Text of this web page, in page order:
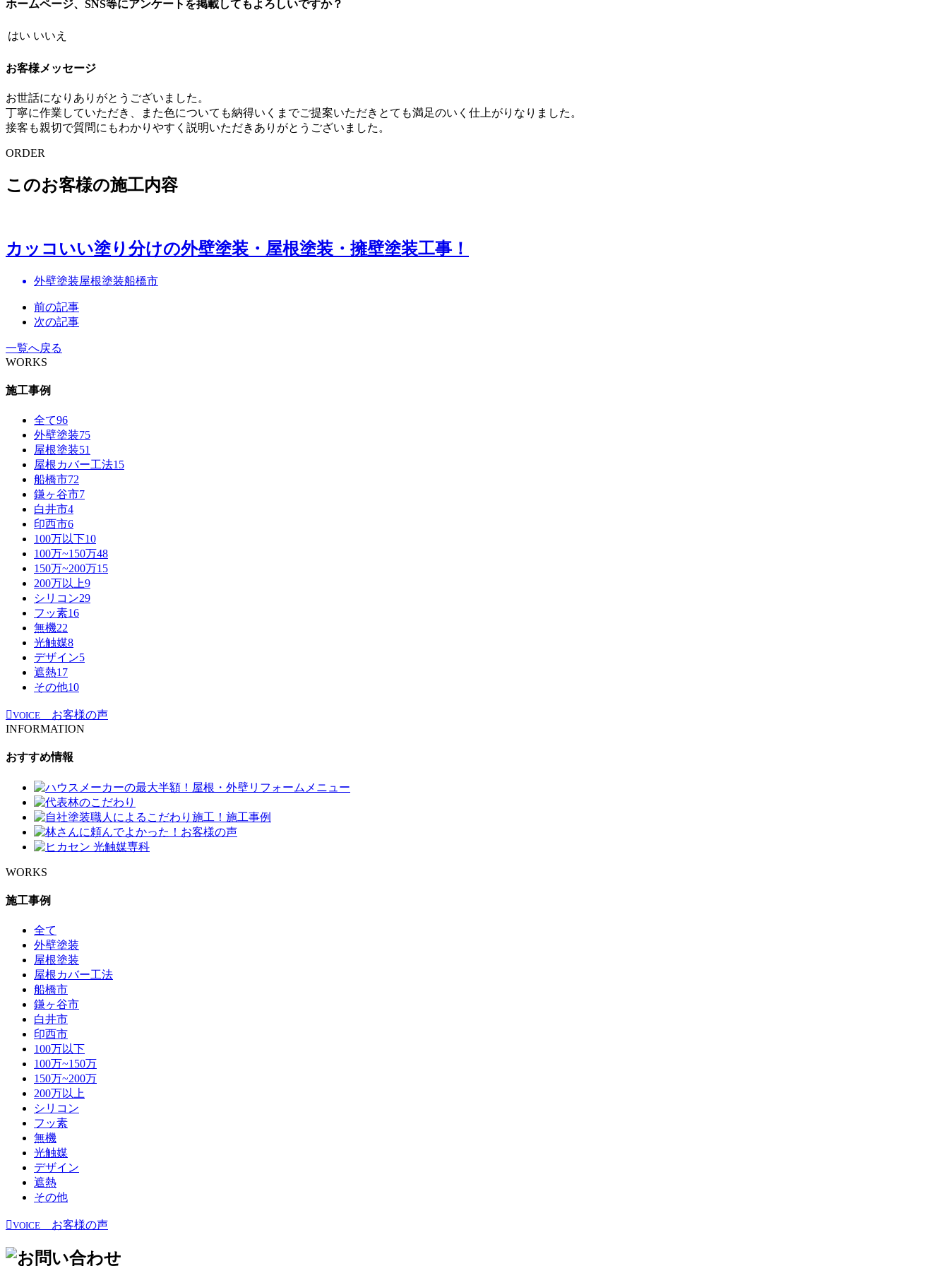
ホームページ、SNS等にアンケートを掲載してもよろしいですか？
はい いいえ
お客様メッセージ
お世話になりありがとうございました。
丁寧に作業していただき、また色についても納得いくまでご提案いただきとても満足のいく仕上がりなりました。
接客も親切で質問にもわかりやすく説明いただきありがとうございました。
ORDER
このお客様の施工内容
カッコいい塗り分けの外壁塗装・屋根塗装・擁壁塗装工事！
外壁塗装屋根塗装船橋市
前の記事
次の記事
一覧へ戻る
WORKS
施工事例
全て96
外壁塗装75
屋根塗装51
屋根カバー工法15
船橋市72
鎌ヶ谷市7
白井市4
印西市6
100万以下10
100万~150万48
150万~200万15
200万以上9
シリコン29
フッ素16
無機22
光触媒8
デザイン5
遮熱17
その他10
VOICE
お客様の声
INFORMATION
おすすめ情報
WORKS
施工事例
全て
外壁塗装
屋根塗装
屋根カバー工法
船橋市
鎌ヶ谷市
白井市
印西市
100万以下
100万~150万
150万~200万
200万以上
シリコン
フッ素
無機
光触媒
デザイン
遮熱
その他
VOICE お客様の声